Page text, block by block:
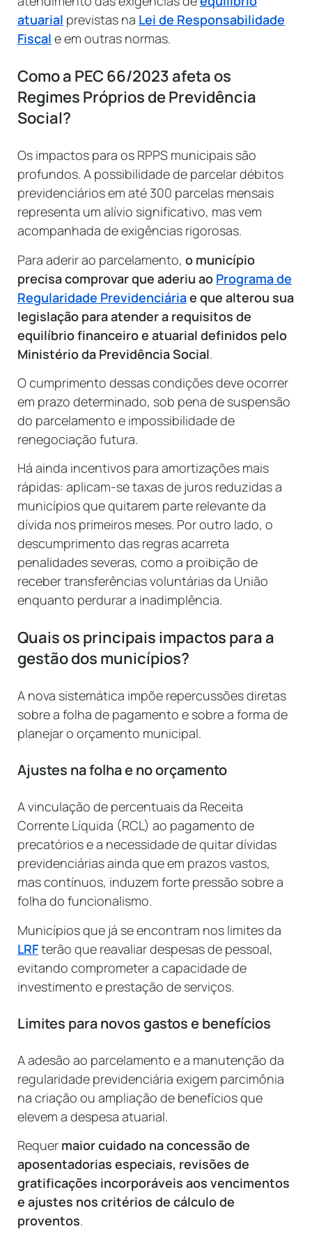
atuarial previstas na Lei de Responsabilidade
Fiscal e em outras normas.
Como a PEC 66/2023 afeta os
Regimes Próprios de Previdência
Social?
Os impactos para os RPPS municipais são
profundos. A possibilidade de parcelar débitos
previdenciários em até 300 parcelas mensais
representa um alívio significativo, mas vem
acompanhada de exigências rigorosas.
Para aderir ao parcelamento, o município
precisa comprovar que aderiu ao Programa de
Regularidade Previdenciáriae que alterou sua
legislação para atender a requisitos de
equilíbrio financeiro e atuarial definidos pelo
Ministério da Previdência Social.
O cumprimento dessas condições deve ocorrer
em prazo determinado, sob pena de suspensão
do parcelamento e impossibilidade de
renegociação futura.
Há ainda incentivos para amortizações mais
rápidas: aplicam-se taxas de juros reduzidas a
municípios que quitarem parte relevante da
dívida nos primeiros meses. Por outro lado, o
descumprimento das regras acarreta
penalidades severas, como a proibição de
receber transferências voluntárias da União
enquanto perdurar a inadimplência.
Quais os principais impactos para a
gestão dos municípios?
A nova sistemática impõe repercussões diretas
sobre a folha de pagamento e sobre a forma de
planejar o orçamento municipal.
Ajustes na folha e no orçamento
A vinculação de percentuais da Receita
Corrente Líquida (RCL) ao pagamento de
precatórios e a necessidade de quitar dívidas
previdenciárias ainda que em prazos vastos,
mas contínuos, induzem forte pressão sobre a
folha do funcionalismo.
Municípios que já se encontram nos limites da
LRFterão que reavaliar despesas de pessoal,
evitando comprometer a capacidade de
investimento e prestação de serviços.
Limites para novos gastos e benefícios
A adesão ao parcelamento e a manutenção da
regularidade previdenciária exigem parcimônia
na criação ou ampliação de benefícios que
elevem a despesa atuarial.
Requer maior cuidado na concessão de
aposentadorias especiais, revisões de
gratificações incorporáveis aos vencimentos
e ajustes nos critérios de cálculo de
proventos.